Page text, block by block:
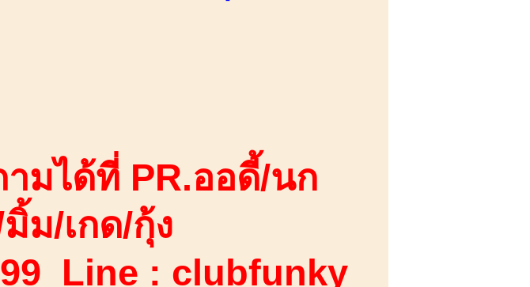
มได้ที่ PR.ออดี้/นก
ม/เกด/กุ้ง
Line : clubfunky